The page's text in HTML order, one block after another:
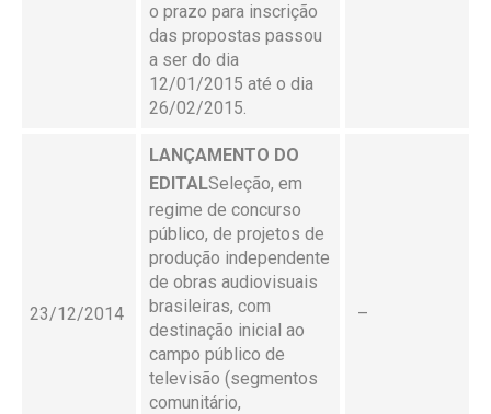
o prazo para inscrição
das propostas passou
a ser do dia
12/01/2015 até o dia
26/02/2015.
23/12/2014
LANÇAMENTO DO
EDITALSeleção, em
regime de concurso
público, de projetos de
produção independente
de obras audiovisuais
brasileiras, com
destinação inicial ao
campo público de
televisão (segmentos
comunitário,
–